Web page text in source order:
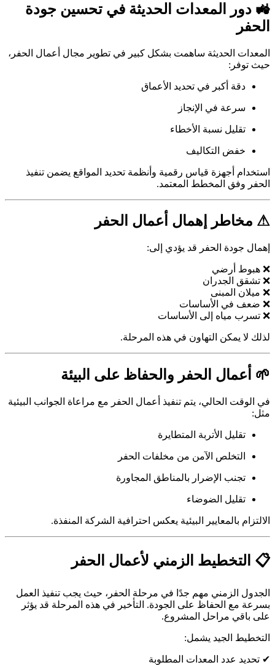
🚜 دور المعدات الحديثة في تحسين جودة
الحفر
المعدات الحديثة ساهمت بشكل كبير في تطوير مجال أعمال الحفر،
حيث توفر:
دقة أكبر في تحديد الأعماق
سرعة في الإنجاز
تقليل نسبة الأخطاء
خفض التكاليف
استخدام أجهزة قياس رقمية وأنظمة تحديد المواقع يضمن تنفيذ
الحفر وفق المخطط المعتمد.
⚠ مخاطر إهمال أعمال الحفر
إهمال جودة الحفر قد يؤدي إلى:
❌ هبوط أرضي
❌ تشقق الجدران
❌ ميلان المبنى
❌ ضعف في الأساسات
❌ تسرب مياه إلى الأساسات
لذلك لا يمكن التهاون في هذه المرحلة.
🌱 أعمال الحفر والحفاظ على البيئة
في الوقت الحالي، يتم تنفيذ أعمال الحفر مع مراعاة الجوانب البيئية
مثل:
تقليل الأتربة المتطايرة
التخلص الآمن من مخلفات الحفر
تجنب الإضرار بالمناطق المجاورة
تقليل الضوضاء
الالتزام بالمعايير البيئية يعكس احترافية الشركة المنفذة.
📋 التخطيط الزمني لأعمال الحفر
الجدول الزمني مهم جدًا في مرحلة الحفر، حيث يجب تنفيذ العمل
بسرعة مع الحفاظ على الجودة. التأخير في هذه المرحلة قد يؤثر
على باقي مراحل المشروع.
التخطيط الجيد يشمل:
✔ تحديد عدد المعدات المطلوبة